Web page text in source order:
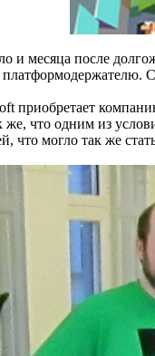
и месяца после
приобретает
же, что одним из
что могло так же